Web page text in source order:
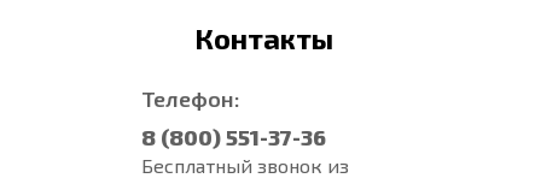
Контакты
Телефон:
8 (800) 551-37-36
Бесплатный звонок из